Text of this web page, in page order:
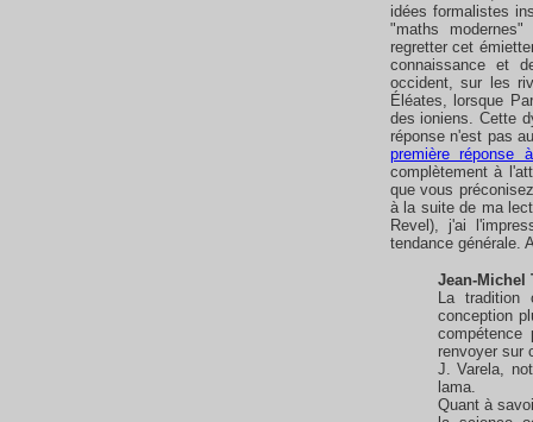
idées formalistes
"maths
regretter cet
connaissance et
occident, sur les
Éléates, lorsque
des ioniens. Cette
réponse n'est pas
première réponse
complètement à
que vous
à la suite de ma
Revel), j'ai
tendance générale.
Jean-Michel
La tradition
conception
renvoyer sur
J. Varela,
lama.
Quant à